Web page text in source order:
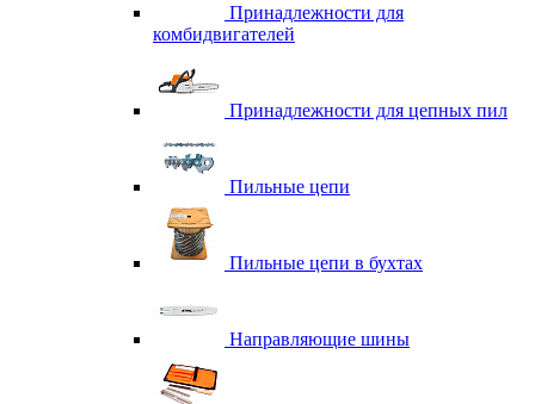
Принадлежности для
комбидвигателей
Принадлежности для цепных пил
Пильные цепи
Пильные цепи в бухтах
Направляющие шины